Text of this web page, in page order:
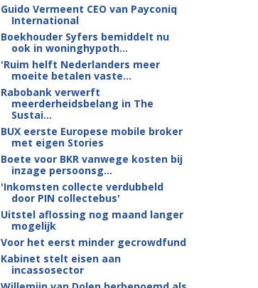
Guido Vermeent CEO van Payconiq
International
Boekhouder Syfers bemiddelt nu
ook in woninghypoth...
'Ruim helft Nederlanders meer
moeite betalen vaste...
Rabobank verwerft
meerderheidsbelang in The
Sustai...
BUX eerste Europese mobile broker
met eigen Stories
Boete voor BKR vanwege kosten bij
inzage persoonsg...
'Inkomsten collecte verdubbeld
door PIN collectebus'
Uitstel aflossing nog maand langer
mogelijk
Voor het eerst minder gecrowdfund
Kabinet stelt eisen aan
incassosector